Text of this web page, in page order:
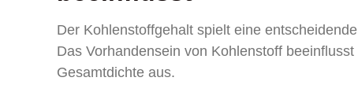
Der Kohlenstoffgehalt spielt eine
Das Vorhandensein von Kohlenstoff
Gesamtdichte aus.